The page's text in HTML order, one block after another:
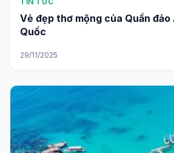
Vẻ đẹp thơ mộng của Quần đảo
Quốc
29/11/2025